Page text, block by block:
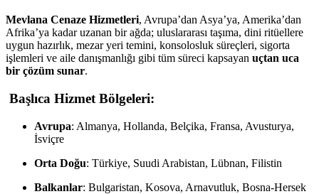
Mevlana Cenaze Hizmetleri, Avrupa’dan Asya’ya, Amerika’dan
Afrika’ya kadar uzanan bir ağda; uluslararası taşıma, dini ritüellere
uygun hazırlık, mezar yeri temini, konsolosluk süreçleri, sigorta
işlemleri ve aile danışmanlığı gibi tüm süreci kapsayan uçtan uca
bir çözüm sunar.
Başlıca Hizmet Bölgeleri:
Avrupa: Almanya, Hollanda, Belçika, Fransa, Avusturya,
İsviçre
Orta Doğu: Türkiye, Suudi Arabistan, Lübnan, Filistin
Balkanlar: Bulgaristan, Kosova, Arnavutluk, Bosna-Hersek